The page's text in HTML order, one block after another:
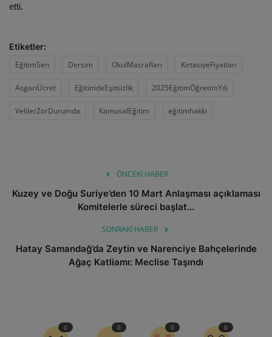
etti.
Etiketler:
EğitimSen
Dersim OkulMasrafları KırtasiyeFiyatları
AsgariÜcret EğitimdeEşitsizlik 2025EğitimÖğretimYılı
VelilerZorDurumda KamusalEğitim eğitimhakkı
ÖNCEKI HABER
Kuzey ve Doğu Suriye’den 10 Mart Anlaşması açıklaması
Komitelerle süreci başlat...
SONRAKI HABER
Hatay Samandağ’da Zeytin ve Narenciye Bahçelerinde
Ağaç Katliamı: Meclise Taşındı
0 0 0 0